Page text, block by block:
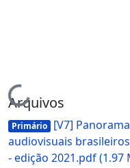
Arquivos
Primário [V7]
audiovisuais
- edição 2021.pdf(1.97